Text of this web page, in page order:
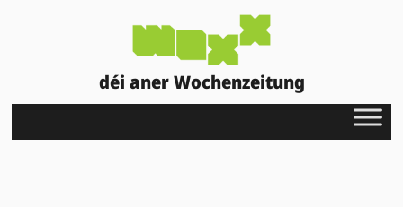
déi aner Wochenzeitung